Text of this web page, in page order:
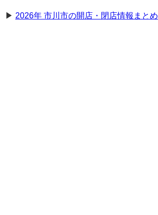
▶︎ 2026年 市川市の開店・閉店情報まとめ